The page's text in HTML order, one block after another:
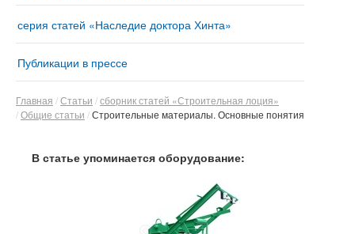
серия статей «Наследие доктора Хинта»
Публикации в прессе
Главная Статьи сборник статей «Строительная лоция»
Общие статьи Строительные материалы. Основные понятия
В статье упоминается оборудование: